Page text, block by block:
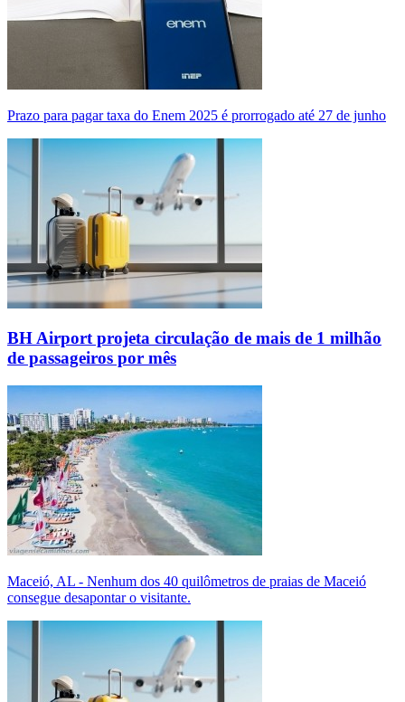
Prazo para pagar taxa do Enem 2025 é prorrogado até 27 de junho
BH Airport projeta circulação de mais de 1 milhão
de passageiros por mês
Maceió, AL - Nenhum dos 40 quilômetros de praias de Maceió
consegue desapontar o visitante.